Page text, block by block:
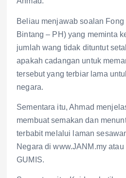
Beliau menjawab soalan
Bintang – PH) yang meminta
jumlah wang tidak dituntut
apakah cadangan untuk
tersebut yang terbiar lama
negara.
Sementara itu, Ahmad
membuat semakan dan
terbabit melalui laman
Negara di www.JANM.my
GUMIS.